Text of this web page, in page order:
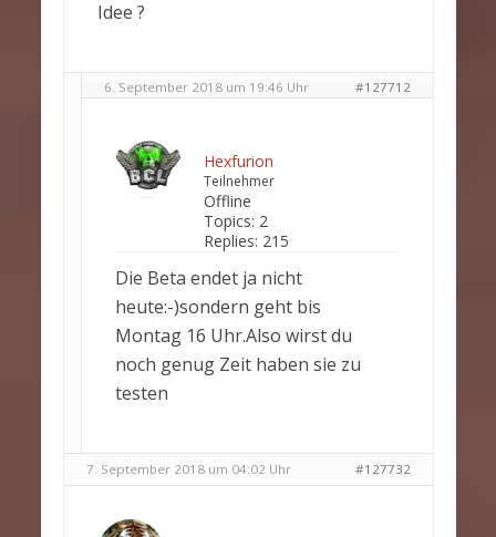
Idee ?
6. September 2018 um 19:46 Uhr #127712
Hexfurion
Teilnehmer
Offline
Topics: 2
Replies: 215
Die Beta endet ja nicht
heute:-)sondern geht bis
Montag 16 Uhr.Also wirst du
noch genug Zeit haben sie zu
testen
7. September 2018 um 04:02 Uhr #127732